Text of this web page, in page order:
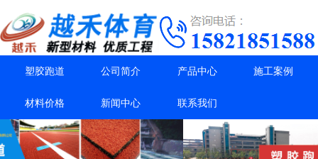
塑胶跑道 公司简介 产品中心 施工案例
材料价格 新闻中心 联系我们